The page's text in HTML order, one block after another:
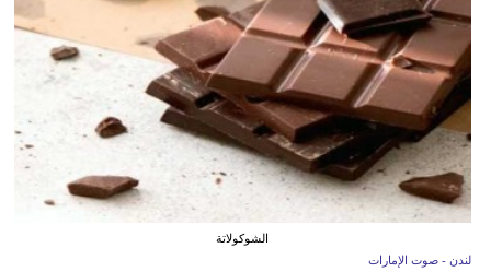
الشوكولاتة
لندن - صوت الإمارات